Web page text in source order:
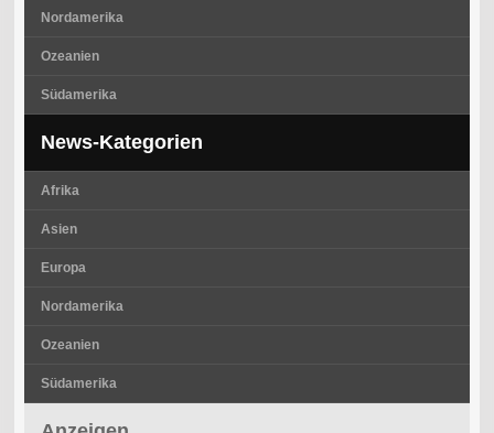
Nordamerika
Ozeanien
Südamerika
News-Kategorien
Afrika
Asien
Europa
Nordamerika
Ozeanien
Südamerika